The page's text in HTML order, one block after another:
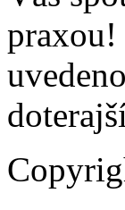
praxou!